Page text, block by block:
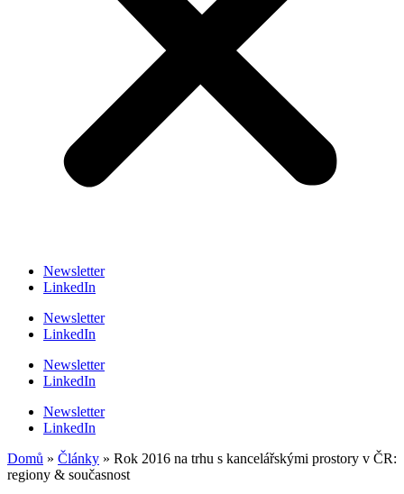
Newsletter
LinkedIn
Newsletter
LinkedIn
Newsletter
LinkedIn
Newsletter
LinkedIn
Domů » Články » Rok 2016 na trhu s kancelářskými prostory v ČR:
regiony & současnost